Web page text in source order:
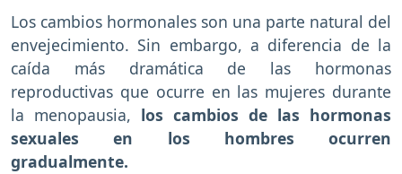
Los cambios hormonales son una parte natural del
envejecimiento. Sin embargo, a diferencia de la
caída más dramática de las hormonas
reproductivas que ocurre en las mujeres durante
la menopausia, los cambios de las hormonas
sexuales en los hombres ocurren
gradualmente.